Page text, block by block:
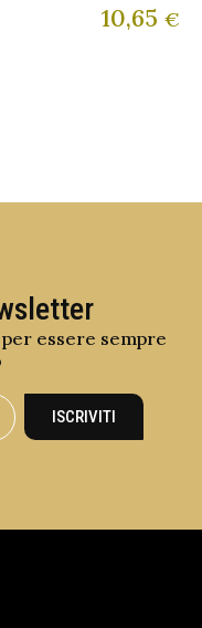
10,65 €
essere sempre
ISCRIVITI